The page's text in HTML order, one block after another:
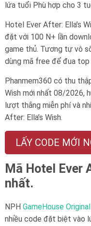
lứa tuổi Phù hợp cho 3
Hotel Ever After: Ella’s
đặt với 100 N+ lần
game thủ. Tương tự vô
dùng mã free để đua top
Phanmem360 có thu
Wish mới nhất 08/2026,
lượt thắng miễn phí và
After: Ella’s Wish.
LẤY CODE MỚI
Mã Hotel Ever
nhất.
NPH GameHouse
nhiều code đặt biệt vào